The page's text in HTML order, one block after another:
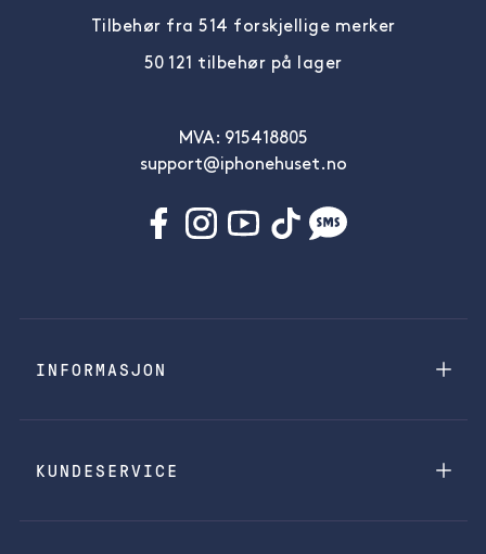
Tilbehør fra 514 forskjellige merker
50 121 tilbehør på lager
MVA: 915418805
support@iphonehuset.no
INFORMASJON
KUNDESERVICE